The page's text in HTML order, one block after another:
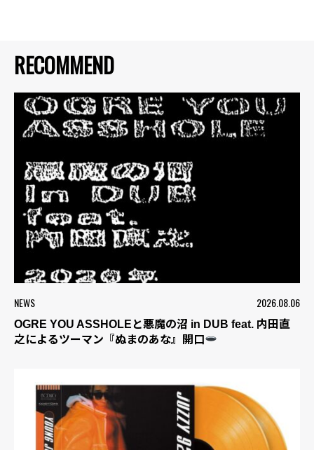
RECOMMEND
NEWS 2026.08.06
OGRE YOU ASSHOLEと悪魔の沼 in DUB feat. 内田直
之によるツーマン『ぬまのあな』開口